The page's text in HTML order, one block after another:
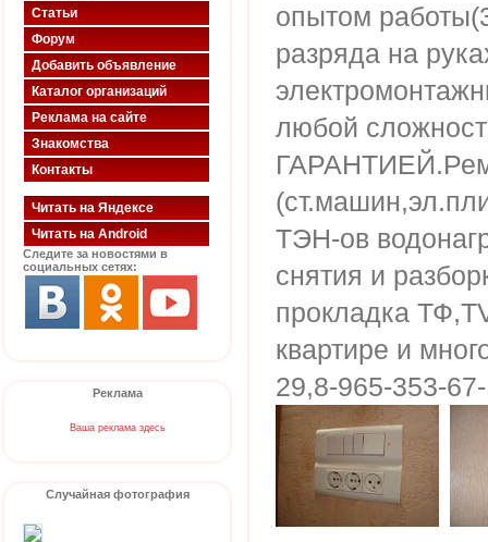
Статьи
Форум
Добавить объявление
Каталог организаций
Реклама на сайте
Знакомства
Контакты
Читать на Яндексе
Читать на Android
Следите за новостями в
социальных сетях:
Реклама
Ваша реклама здесь
Случайная фотография
опытом
разряда на
любой
ТЭН-ов
снятия и
прокладка
квартире и
29,8-965-353-